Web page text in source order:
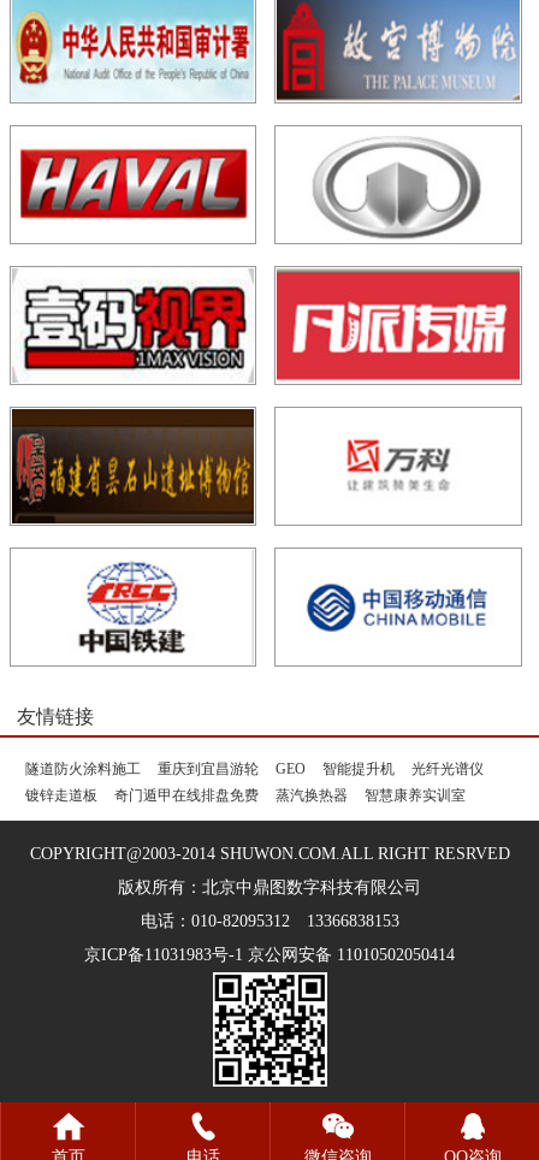
友情链接
隧道防火涂料施工 重庆到宜昌游轮 GEO 智能提升机
光纤光谱仪
镀锌走道板
奇门遁甲在线排盘免费 蒸汽换热器 智慧康养实训室
COPYRIGHT@2003-2014 SHUWON.COM.ALL RIGHT RESRVED
版权所有：北京中鼎图数字科技有限公司
电话：010-82095312 13366838153
京ICP备11031983号-1 京公网安备 11010502050414